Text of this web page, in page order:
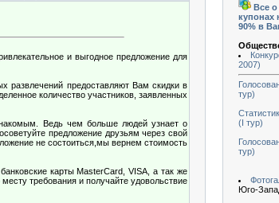
и выгодное предложение для
развлечений предоставляют Вам скидки в
количество участников, заявленных
Ведь чем больше людей узнает о
предложение друзьям через свой
не состоиться,мы вернем стоимость
карты MasterCard, VISA, а так же
требования и получайте удовольствие
Все о
купонах
90% в
2007)
тур)
(I тур)
тур)
Юго-